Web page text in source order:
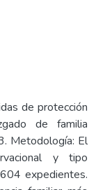
de protección
de familia
Metodología: El
y tipo
expedientes.